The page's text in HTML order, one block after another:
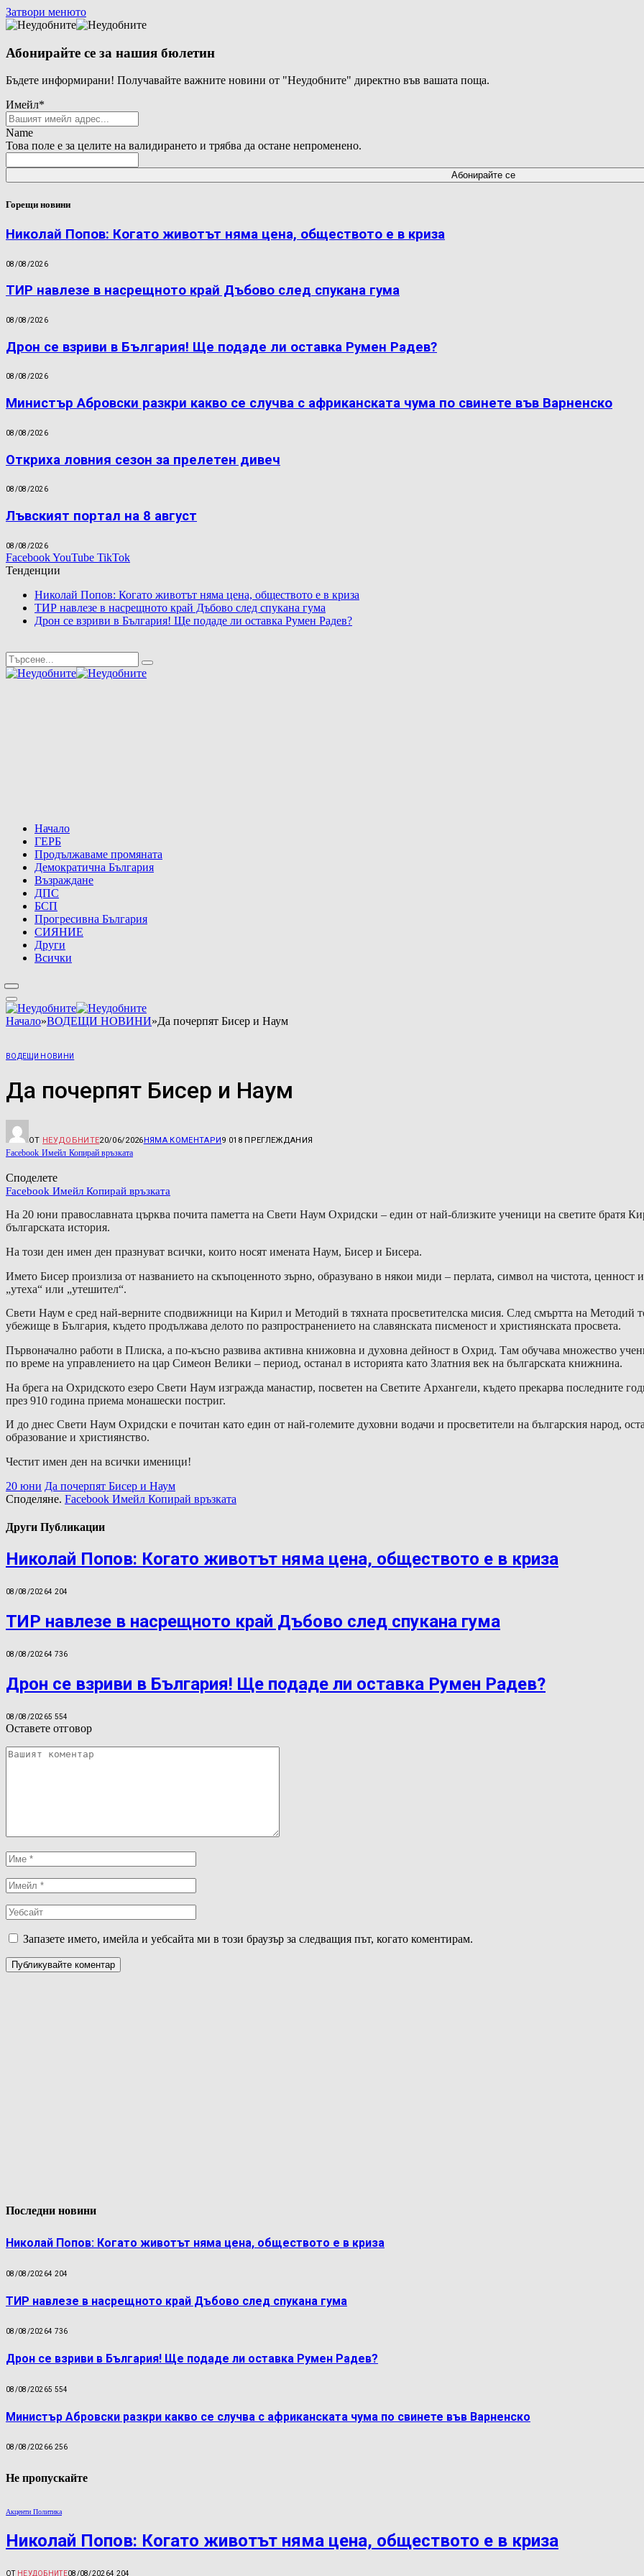
Затвори менюто
Абонирайте се за нашия бюлетин
Бъдете информирани! Получавайте важните новини от "Неудобните" директно във вашата поща.
Имейл*
Name
Това поле е за целите на валидирането и трябва да остане непроменено.
Горещи новини
Николай Попов: Когато животът няма цена, обществото е в криза
08/08/2026
ТИР навлезе в насрещното край Дъбово след спукана гума
08/08/2026
Дрон се взриви в България! Ще подаде ли оставка Румен Радев?
08/08/2026
Министър Абровски разкри какво се случва с африканската чума по свинете във Варненско
08/08/2026
Откриха ловния сезон за прелетен дивеч
08/08/2026
Лъвският портал на 8 август
08/08/2026
FacebookYouTube TikTok
Тенденции
Николай Попов: Когато животът няма цена, обществото е в криза
ТИР навлезе в насрещното край Дъбово след спукана гума
Дрон се взриви в България! Ще подаде ли оставка Румен Радев?
Начало
ГЕРБ
Продължаваме промяната
Демократична България
Възраждане
ДПС
БСП
Прогресивна България
СИЯНИЕ
Други
Всички
Начало»ВОДЕЩИ НОВИНИ»Да почерпят Бисер и Наум
ВОДЕЩИ НОВИНИ
Да почерпят Бисер и Наум
ОТ НЕУДОБНИТЕ20/06/2026НЯМА КОМЕНТАРИ9 018 ПРЕГЛЕЖДАНИЯ
Facebook Имейл Копирай връзката
Споделете
Facebook Имейл Копирай връзката
На 20 юни православната църква почита паметта на Свети Наум Охридски – един от най-близките ученици на светите братя
българската история.
На този ден имен ден празнуват всички, които носят имената Наум, Бисер и Бисера.
Името Бисер произлиза от названието на скъпоценното зърно, образувано в някои миди – перлата, символ на чистота,
„утеха“ или „утешител“.
Свети Наум е сред най-верните сподвижници на Кирил и Методий в тяхната просветителска мисия. След смъртта на
убежище в България, където продължава делото по разпространението на славянската писменост и християнската просвета.
Първоначално работи в Плиска, а по-късно развива активна книжовна и духовна дейност в Охрид. Там обучава множество
по време на управлението на цар Симеон Велики – период, останал в историята като Златния век на българската книжнина.
На брега на Охридското езеро Свети Наум изгражда манастир, посветен на Светите Архангели, където прекарва последните
през 910 година приема монашески постриг.
И до днес Свети Наум Охридски е почитан като един от най-големите духовни водачи и просветители на българския народ,
образование и християнство.
Честит имен ден на всички именици!
20 юни Да почерпят Бисер и Наум
Споделяне. Facebook Имейл Копирай връзката
Други Публикации
Николай Попов: Когато животът няма цена, обществото е в криза
08/08/20264 204
ТИР навлезе в насрещното край Дъбово след спукана гума
08/08/20264 736
Дрон се взриви в България! Ще подаде ли оставка Румен Радев?
08/08/20265 554
Оставете отговор
Запазете името, имейла и уебсайта ми в този браузър за следващия път, когато коментирам.
Последни новини
Николай Попов: Когато животът няма цена, обществото е в криза
08/08/20264 204
ТИР навлезе в насрещното край Дъбово след спукана гума
08/08/20264 736
Дрон се взриви в България! Ще подаде ли оставка Румен Радев?
08/08/20265 554
Министър Абровски разкри какво се случва с африканската чума по свинете във Варненско
08/08/20266 256
Не пропускайте
Акценти Политика
Николай Попов: Когато животът няма цена, обществото е в криза
ОТ НЕУДОБНИТЕ08/08/20264 204